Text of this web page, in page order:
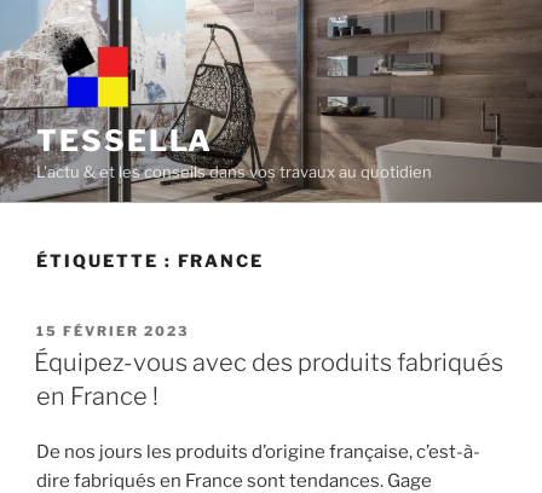
content
TESSELLA
L'actu & et les conseils dans vos travaux au quotidien
ÉTIQUETTE : FRANCE
POSTED
ON
15 FÉVRIER 2023
Équipez-vous avec des produits fabriqués
en France !
De nos jours les produits d’origine française, c’est-à-
dire fabriqués en France sont tendances. Gage